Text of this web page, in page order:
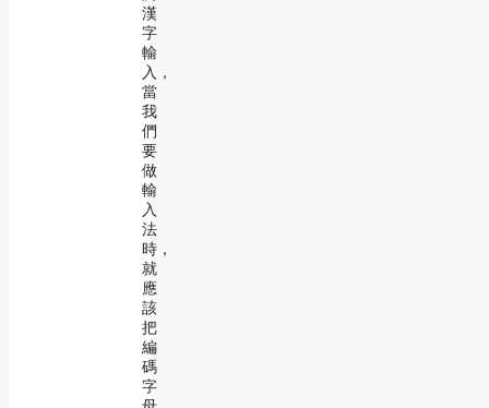
漢
字
輸
入，
當
我
們
要
做
輸
入
法
時，
就
應
該
把
編
碼
字